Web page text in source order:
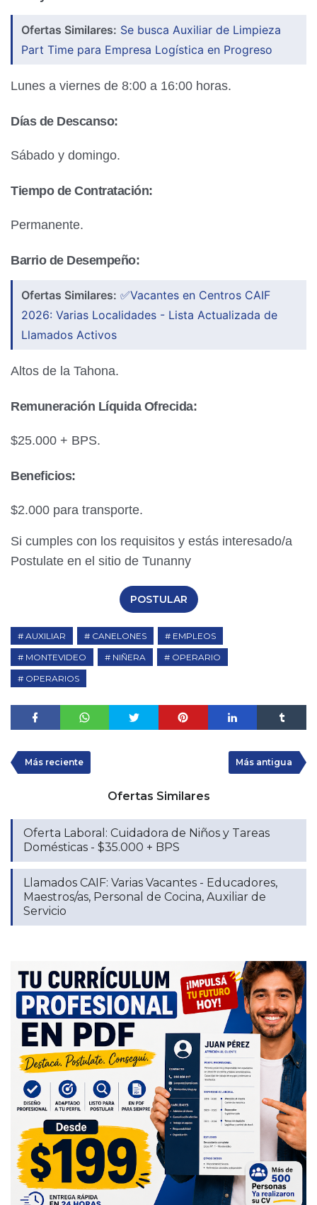
Ofertas Similares: Se busca Auxiliar de Limpieza
Part Time para Empresa Logística en Progreso
Lunes a viernes de 8:00 a 16:00 horas.
Días de Descanso:
Sábado y domingo.
Tiempo de Contratación:
Permanente.
Barrio de Desempeño:
Ofertas Similares: ✅Vacantes en Centros CAIF
2026: Varias Localidades - Lista Actualizada de
Llamados Activos
Altos de la Tahona.
Remuneración Líquida Ofrecida:
$25.000 + BPS.
Beneficios:
$2.000 para transporte.
Si cumples con los requisitos y estás interesado/a
Postulate en el sitio de Tunanny
POSTULAR
AUXILIAR CANELONES
EMPLEOS
MONTEVIDEO
NIÑERA
OPERARIO
OPERARIOS
Más reciente Más antigua
Ofertas Similares
Oferta Laboral: Cuidadora de Niños y Tareas
Domésticas - $35.000 + BPS
Llamados CAIF: Varias Vacantes - Educadores,
Maestros/as, Personal de Cocina, Auxiliar de
Servicio